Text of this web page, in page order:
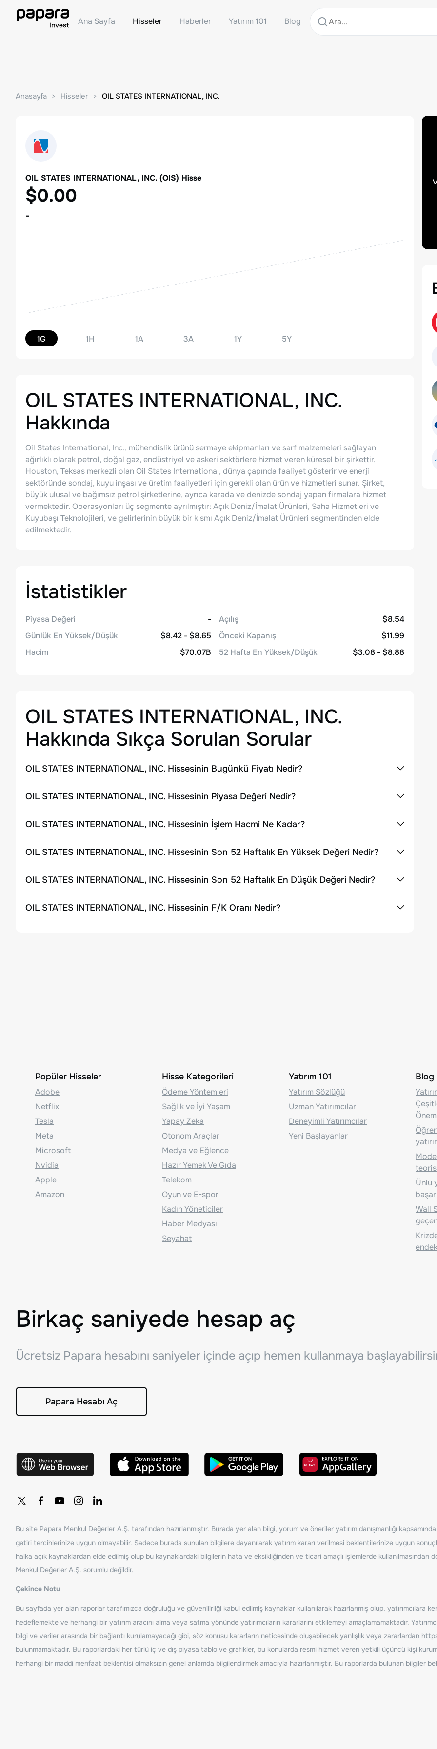
Ana Sayfa Hisseler Haberler Yatırım 101 Blog
Anasayfa Hisseler OIL STATES INTERNATIONAL, INC.
OIL STATES INTERNATIONAL, INC. (OIS) Hisse
$0.00
-
1G 1H 1A 3A 1Y 5Y
OIL STATES INTERNATIONAL, INC.
Hakkında
Oil States International, Inc., mühendislik ürünü sermaye ekipmanları ve sarf malzemeleri sağlayan,
ağırlıklı olarak petrol, doğal gaz, endüstriyel ve askeri sektörlere hizmet veren küresel bir şirkettir.
Houston, Teksas merkezli olan Oil States International, dünya çapında faaliyet gösterir ve enerji
sektöründe sondaj, kuyu inşası ve üretim faaliyetleri için gerekli olan ürün ve hizmetleri sunar. Şirket,
büyük ulusal ve bağımsız petrol şirketlerine, ayrıca karada ve denizde sondaj yapan firmalara hizmet
vermektedir. Operasyonları üç segmente ayrılmıştır: Açık Deniz/İmalat Ürünleri, Saha Hizmetleri ve
Kuyubaşı Teknolojileri, ve gelirlerinin büyük bir kısmı Açık Deniz/İmalat Ürünleri segmentinden elde
edilmektedir.
İstatistikler
Piyasa Değeri
-
Günlük En Yüksek/Düşük
$8.42 - $8.65
Hacim
$70.07B
Açılış
$8.54
Önceki Kapanış
$11.99
52 Hafta En Yüksek/Düşük
$3.08 - $8.88
OIL STATES INTERNATIONAL, INC.
Hakkında Sıkça Sorulan Sorular
OIL STATES INTERNATIONAL, INC. Hissesinin Bugünkü Fiyatı Nedir?
OIL STATES INTERNATIONAL, INC. Hissesinin Piyasa Değeri Nedir?
OIL STATES INTERNATIONAL, INC. Hissesinin İşlem Hacmi Ne Kadar?
OIL STATES INTERNATIONAL, INC. Hissesinin Son 52 Haftalık En Yüksek Değeri Nedir?
OIL STATES INTERNATIONAL, INC. Hissesinin Son 52 Haftalık En Düşük Değeri Nedir?
OIL STATES INTERNATIONAL, INC. Hissesinin F/K Oranı Nedir?
Popüler Hisseler
Adobe
Netflix
Tesla
Meta
Microsoft
Nvidia
Apple
Amazon
Hisse Kategorileri
Ödeme Yöntemleri
Sağlık ve İyi Yaşam
Yapay Zeka
Otonom Araçlar
Medya ve Eğlence
Hazır Yemek Ve Gıda
Telekom
Oyun ve E-spor
Kadın Yöneticiler
Haber Medyası
Seyahat
Yatırım 101
Yatırım Sözlüğü
Uzman Yatırımcılar
Deneyimli Yatırımcılar
Yeni Başlayanlar
Blog
Ünlü
Wall
Birkaç saniyede hesap aç
Ücretsiz Papara hesabını saniyeler içinde açıp hemen kullanmaya
Papara Hesabı Aç
Bu site Papara Menkul Değerler A.Ş. tarafından hazırlanmıştır. Burada yer alan bilgi, yorum ve öneriler yatırım danışmanlığı
getiri tercihlerinize uygun olmayabilir. Sadece burada sunulan bilgilere dayanılarak yatırım kararı verilmesi beklentilerinize uygun
halka açık kaynaklardan elde edilmiş olup bu kaynaklardaki bilgilerin hata ve eksikliğinden ve ticari amaçlı işlemlerde
Menkul Değerler A.Ş. sorumlu değildir.
Çekince Notu
Bu sayfada yer alan raporlar tarafımızca doğruluğu ve güvenilirliği kabul edilmiş kaynaklar kullanılarak hazırlanmış olup, yatırımcılara
hedeflemekte ve herhangi bir yatırım aracını alma veya satma yönünde yatırımcıların kararlarını etkilemeyi amaçlamamaktadır.
bilgi ve veriler arasında bir bağlantı kurulamayacağı gibi, söz konusu kararların neticesinde oluşabilecek yanlışlık veya zararlardan
bulunmamaktadır. Bu raporlardaki her türlü iç ve dış piyasa tablo ve grafikler, bu konularda resmi hizmet veren yetkili üçüncü kişi
herhangi bir maddi menfaat beklentisi olmaksızın genel anlamda bilgilendirmek amacıyla hazırlanmıştır. Bu raporlarda bulunan bilgiler